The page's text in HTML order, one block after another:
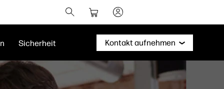
Sicherheit Kontakt aufnehmen